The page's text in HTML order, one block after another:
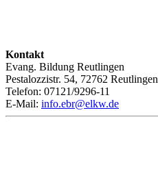
Kontakt
Evang. Bildung Reutlingen
Pestalozzistr. 54, 72762 Reutlingen
Telefon: 07121/9296-11
E-Mail: info.ebr@elkw.de